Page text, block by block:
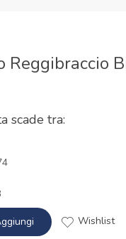
Reggibraccio
scade tra:
Wishlist